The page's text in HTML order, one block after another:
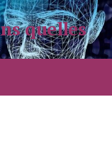
quelles